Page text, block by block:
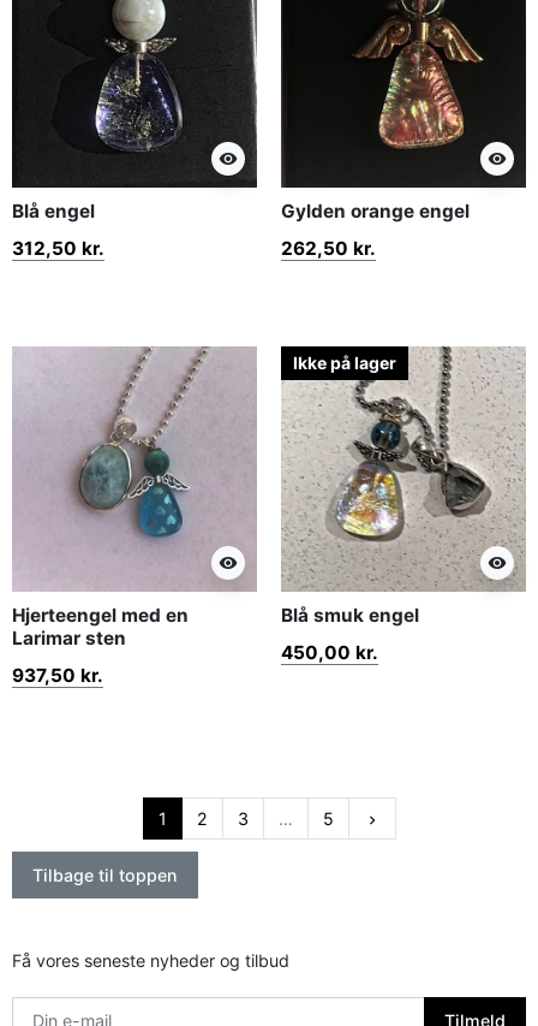
visibility
Blå engel
312,50 kr.
visibility
Gylden orange engel
262,50 kr.
visibility
Hjerteengel med en
Larimar sten
937,50 kr.
Ikke på lager
visibility
Blå smuk engel
450,00 kr.
1 2 3 … 5 keyboard_arrow_right
Tilbage til toppen
Få vores seneste nyheder og tilbud